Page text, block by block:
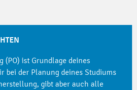
(PO) ist Grundlage deines
bei der Planung deines Studiums
gibt aber auch alle